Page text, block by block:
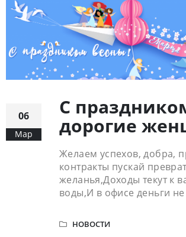
06
Мар
С
дорогие
Желаем успехов, добра,
контракты пускай
желанья,Доходы текут к
воды,И в офисе деньги
НОВОСТИ